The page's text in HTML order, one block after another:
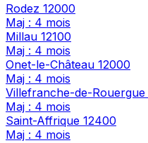
Rodez 12000
Maj : 4 mois
Millau 12100
Maj : 4 mois
Onet-le-Château 12000
Maj : 4 mois
Villefranche-de-Rouergue
Maj : 4 mois
Saint-Affrique 12400
Maj : 4 mois